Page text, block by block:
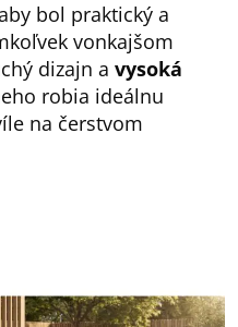
bol praktický a
vonkajšom
dizajn a vysoká
robia ideálnu
na čerstvom